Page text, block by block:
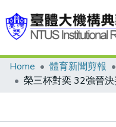
Communities & Collections
Home 體育新聞剪報